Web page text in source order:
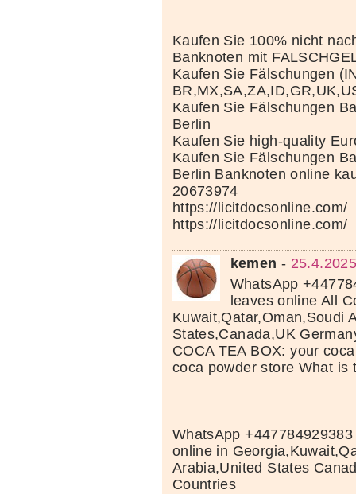
Kaufen Sie 100% nicht
Banknoten mit
Kaufen Sie Fälschungen
Kaufen Sie Fälschungen
Berlin
Kaufen Sie high-quality
Kaufen Sie Fälschungen
Berlin Banknoten online
20673974
https://licitdocsonline.com/
https://licitdocsonline.com/
kemen -
WhatsApp
leaves online All
Kuwait,Qatar,Oman,Soudi
States,Canada,UK
COCA TEA BOX: your
coca powder store What is
WhatsApp
online in
Arabia,United States
Countries